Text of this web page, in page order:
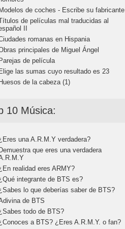
de coches - Escribe su fabricante
de películas mal traducidas al
II
romanas en Hispania
principales de Miguel Ángel
de película
las sumas cuyo resultado es 23
de la cabeza (1)
10 Música:
una A.R.M.Y verdadera?
que eres una verdadera
realidad eres ARMY?
integrante de BTS es?
lo que deberías saber de BTS?
de BTS
todo de BTS?
a BTS? ¿Eres A.R.M.Y. o fan?